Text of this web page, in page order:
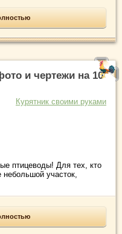
и чертежи на 10
Курятник своими руками
птицеводы! Для тех, кто
участок,